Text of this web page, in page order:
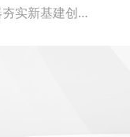
上一篇: 刘沁：工业传感器夯实新基建创新基础丨传感器产业“十四五”展望